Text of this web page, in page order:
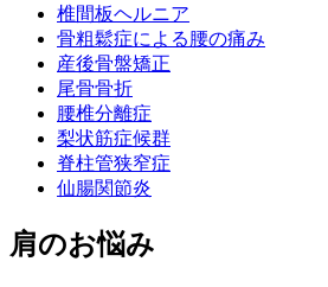
椎間板ヘルニア
骨粗鬆症による腰の痛み
産後骨盤矯正
尾骨骨折
腰椎分離症
梨状筋症候群
脊柱管狭窄症
仙腸関節炎
肩のお悩み